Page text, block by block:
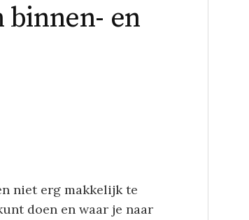
binnen- en
niet erg makkelijk te
doen en waar je naar